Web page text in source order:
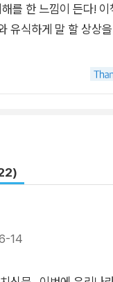
를 한 느낌이 든다! 이
유식하게 말 할 상상
14